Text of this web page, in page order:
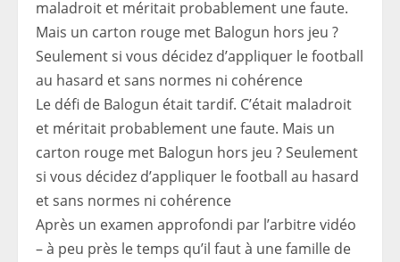
Le défi de Balogun était tardif. C’était maladroit
et méritait probablement une faute. Mais un
carton rouge met Balogun hors jeu ? Seulement
si vous décidez d’appliquer le football au hasard
et sans normes ni cohérence
Après un examen approfondi par l’arbitre vidéo
– à peu près le temps qu’il faut à une famille de